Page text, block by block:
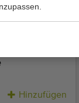
Hinzufügen